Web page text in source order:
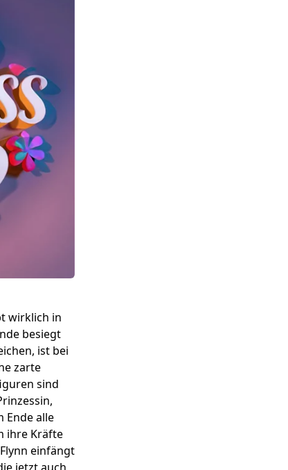
wirklich in
besiegt
ist bei
zarte
sind
Ende alle
ihre Kräfte
einfängt